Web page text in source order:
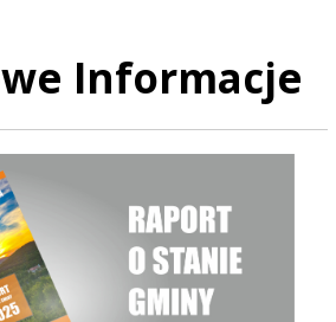
Informacje